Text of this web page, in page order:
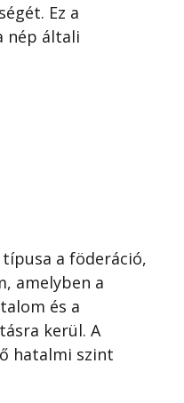
Ez a
nép általi
a föderáció,
amelyben a
és a
kerül. A
hatalmi szint